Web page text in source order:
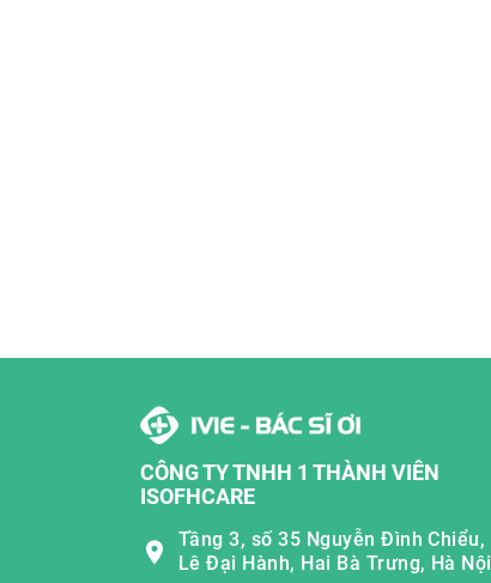
CÔNG TY TNHH 1 THÀNH VIÊN
ISOFHCARE
Tầng 3, số 35 Nguyễn Đình Chiểu,
Lê Đại Hành, Hai Bà Trưng, Hà Nội